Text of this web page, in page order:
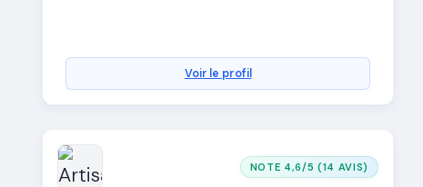
Voir le profil
NOTE 4,6/5 (14 AVIS)